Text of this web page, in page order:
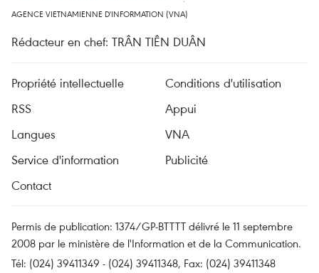
AGENCE VIETNAMIENNE D'INFORMATION (VNA)
Rédacteur en chef: TRÂN TIÊN DUÂN
Propriété intellectuelle
Conditions d'utilisation
RSS
Appui
Langues
VNA
Service d'information
Publicité
Contact
Permis de publication: 1374/GP-BTTTT délivré le 11 septembre
2008 par le ministère de l'Information et de la Communication.
Tél: (024) 39411349 - (024) 39411348, Fax: (024) 39411348